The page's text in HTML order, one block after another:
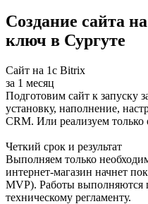
Создание сайта
ключ в Сургуте
Сайт на 1с Bitrix
за 1 месяц
Подготовим сайт к запуску
установку, наполнение,
CRM. Или реализуем только
Четкий срок и результат
Выполняем только
интернет-магазин начнет
MVP). Работы выполняются
техническому регламенту.